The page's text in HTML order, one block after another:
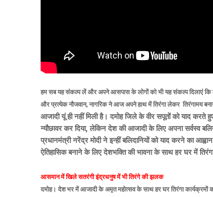
हम सब यह संकल्प लें और अपने आसपास के लोगों को भी यह संकल्प दिलाएं कि
और प्रत्येक नौजवान, नागरिक ने आज अपने हाथ में तिरंगा लेकर तिरंगामय
आजादी यूं ही नहीं मिली है। दमोह जिले के वीर सपूतों को याद करते
न्यौछावर कर दिया, लेकिन देश की आजादी के लिए अपना सर्वस्व
प्रधानमंत्री नरेंद्र मोदी ने इन्हीं बलिदानियों को याद करने का
ऐतिहासिक बनाने के लिए देशभक्ति की भावना के साथ हर घर में
आसमान में खिले सतरंगी इंद्रधनुष में भी तिरंगे की झलक
दमोह। देश भर में आजादी के अमृत महोत्सव के साथ हर घर तिरंगा कार्यक्रमों